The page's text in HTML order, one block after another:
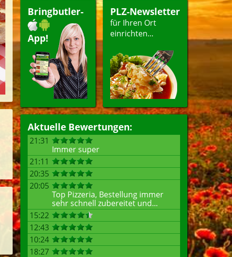
Bringbutler-
App!
PLZ-Newsletter
für Ihren Ort
einrichten...
Aktuelle Bewertungen:
21:31
Immer super
21:11
20:35
20:05
Top Pizzeria, Bestellung immer
sehr schnell zubereitet und...
15:22
12:43
10:24
18:27